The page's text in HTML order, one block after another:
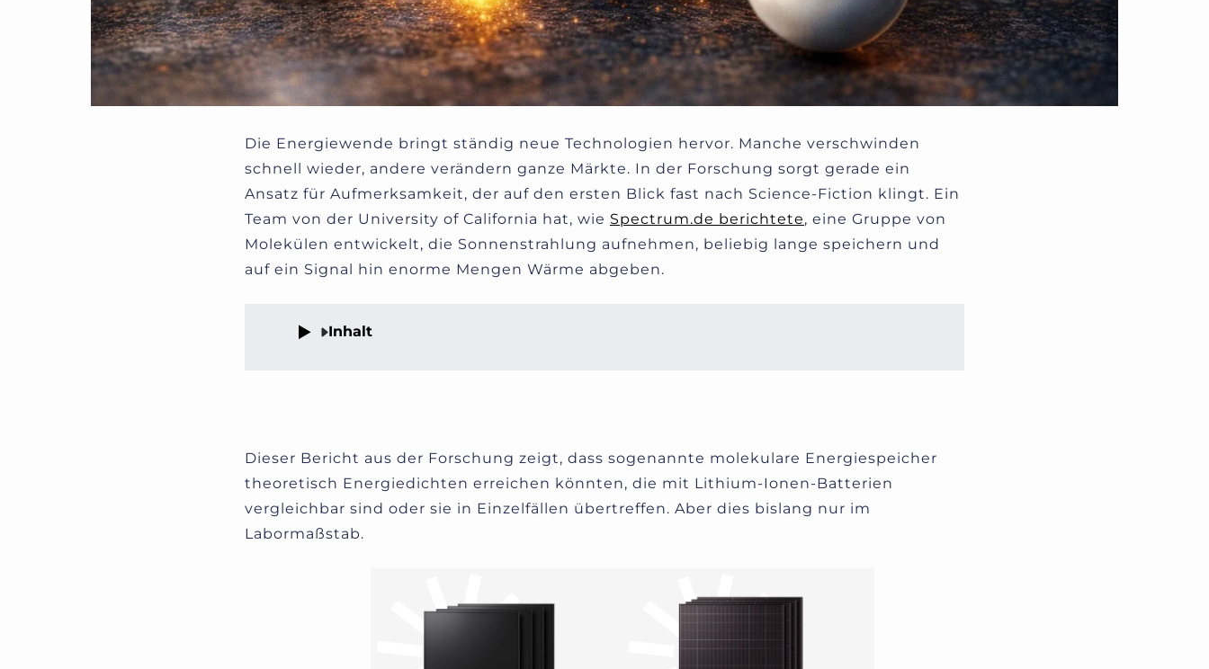
Die Energiewende bringt ständig neue Technologien hervor. Manche verschwinden
schnell wieder, andere verändern ganze Märkte. In der Forschung sorgt gerade ein
Ansatz für Aufmerksamkeit, der auf den ersten Blick fast nach Science-Fiction klingt. Ein
Team von der University of California hat, wie Spectrum.de berichtete, eine Gruppe von
Molekülen entwickelt, die Sonnenstrahlung aufnehmen, beliebig lange speichern und
auf ein Signal hin enorme Mengen Wärme abgeben.
Inhalt
Dieser Bericht aus der Forschung zeigt, dass sogenannte molekulare Energiespeicher
theoretisch Energiedichten erreichen könnten, die mit Lithium-Ionen-Batterien
vergleichbar sind oder sie in Einzelfällen übertreffen. Aber dies bislang nur im
Labormaßstab.